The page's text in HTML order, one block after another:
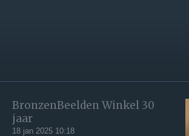
BronzenBeelden Winkel 30
jaar
18 jan 2025 10:18